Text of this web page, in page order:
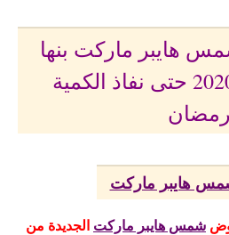
هايبر ماركت بنها
من 13 ابريل 2020 حتى نفاذ الكمية
رمضان
هايبر ماركت
شمس هايبر ماركت الجديدة من